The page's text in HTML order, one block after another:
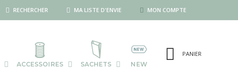
RECHERCHER MA LISTE D'ENVIE MON COMPTE
ACCESSOIRES SACHETS NEW
PANIER